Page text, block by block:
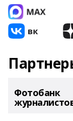
Фотобанк